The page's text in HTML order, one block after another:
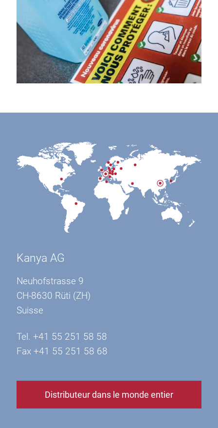
Kanya AG
Neuhofstrasse 9
CH-8630 Rüti (ZH)
Suisse
Tel. +41 55 251 58 58
Fax +41 55 251 58 68
Distributeur dans le monde entier